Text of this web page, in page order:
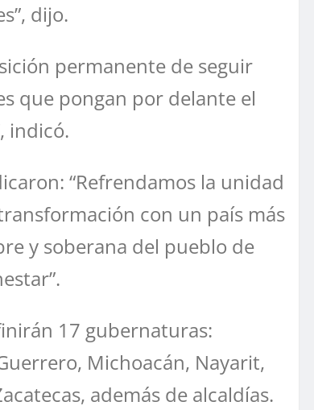
dijo.
permanente de seguir
que pongan por delante el
indicó.
“Refrendamos la unidad
con un país más
y soberana del pueblo de
17 gubernaturas:
Michoacán, Nayarit,
además de alcaldías.